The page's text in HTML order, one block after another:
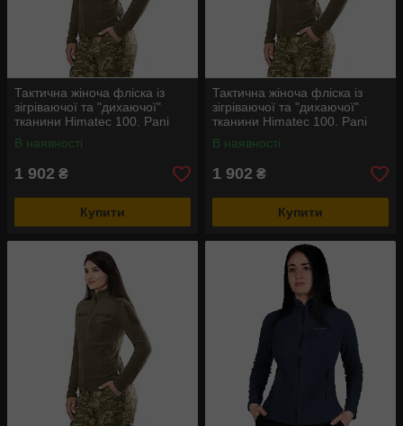
Тактична жіноча фліска із
зігріваючої та "дихаючої"
тканини Himatec 100. Pani
Army Himatec 100 Олива
В наявності
1 902 ₴
Купити
Тактична жіноча фліска із
зігріваючої та "дихаючої"
тканини Himatec 100. Pani
Army Himatec 100 Олива
В наявності
1 902 ₴
Купити